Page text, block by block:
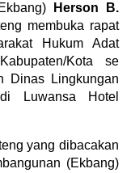
Herson B.
membuka rapat
Hukum Adat
Kota se
Dinas Lingkungan
Luwansa Hotel
yang dibacakan
(Ekbang)